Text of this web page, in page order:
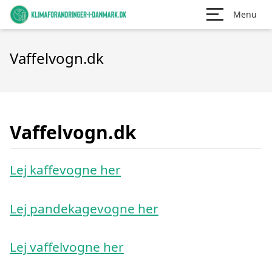
Menu
Vaffelvogn.dk
Vaffelvogn.dk
Lej kaffevogne her
Lej pandekagevogne her
Lej vaffelvogne her